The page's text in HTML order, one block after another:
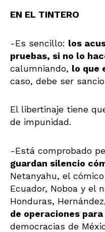
EN EL TINTERO
-Es sencillo: los
pruebas, si no lo
calumniando, lo que
caso, debe ser
El libertinaje tiene
de impunidad.
-Está comprobado
guardan silencio
Netanyahu, el
Ecuador, Noboa y el
Honduras,
de operaciones
democracias de